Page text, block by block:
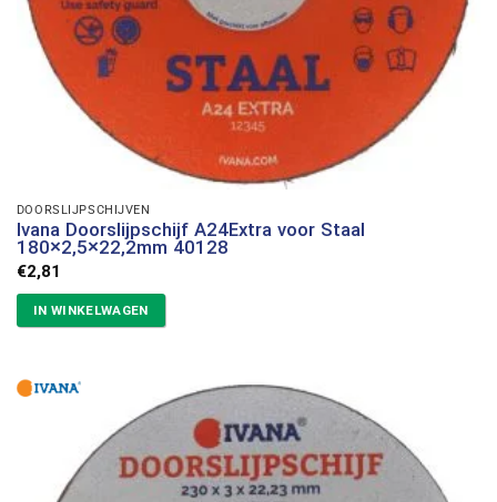
DOORSLIJPSCHIJVEN
Ivana Doorslijpschijf A24Extra voor Staal
180×2,5×22,2mm 40128
€2,81
IN WINKELWAGEN